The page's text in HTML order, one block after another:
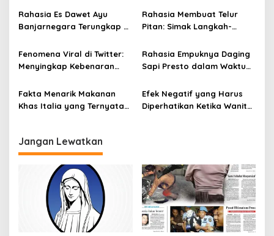
o
Rahasia Es Dawet Ayu
Banjarnegara Terungkap di
Rahasia Membuat Telur
Pitan: Simak Langkah-
Panduannya
Fenomena Viral di Twitter:
Menyingkap Kebenaran
Sama dengan Daging
Rahasia Empuknya Daging
Sapi Presto dalam Waktu
Fakta Menarik Makanan
Khas Italia yang Ternyata
Efek Negatif yang Harus
Diperhatikan Ketika Wanita
Jangan Lewatkan